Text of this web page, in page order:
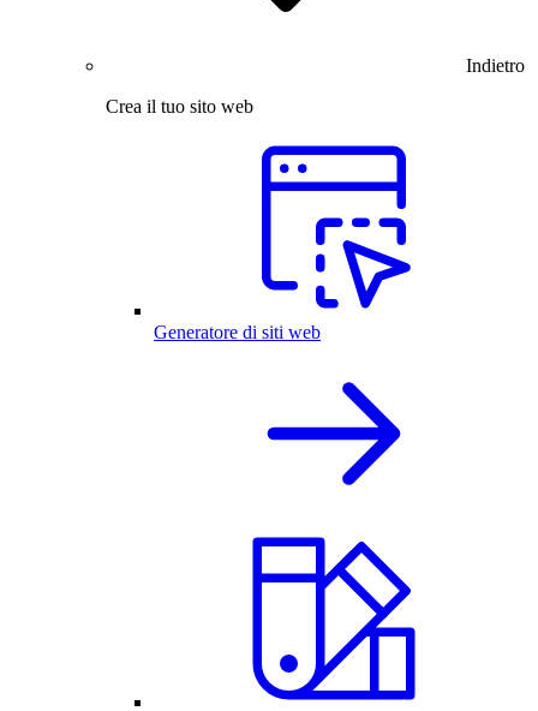
Indietro
Crea il tuo sito web
Generatore di siti web